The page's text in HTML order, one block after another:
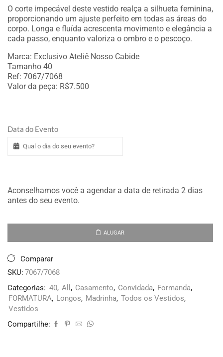
O corte impecável deste vestido realça a silhueta feminina,
proporcionando um ajuste perfeito em todas as áreas do
corpo. Longa e fluída acrescenta movimento e elegância a
cada passo, enquanto valoriza o ombro e o pescoço.
Marca: Exclusivo Ateliê Nosso Cabide
Tamanho 40
Ref: 7067/7068
Valor da peça: R$7.500
Data do Evento
Aconselhamos você a agendar a data de retirada 2 dias
antes do seu evento.
ALUGAR
Comparar
SKU: 7067/7068
Categorias: 40, All , Casamento, Convidada, Formanda,
FORMATURA, Longos, Madrinha, Todos os Vestidos,
Vestidos
Compartilhe: